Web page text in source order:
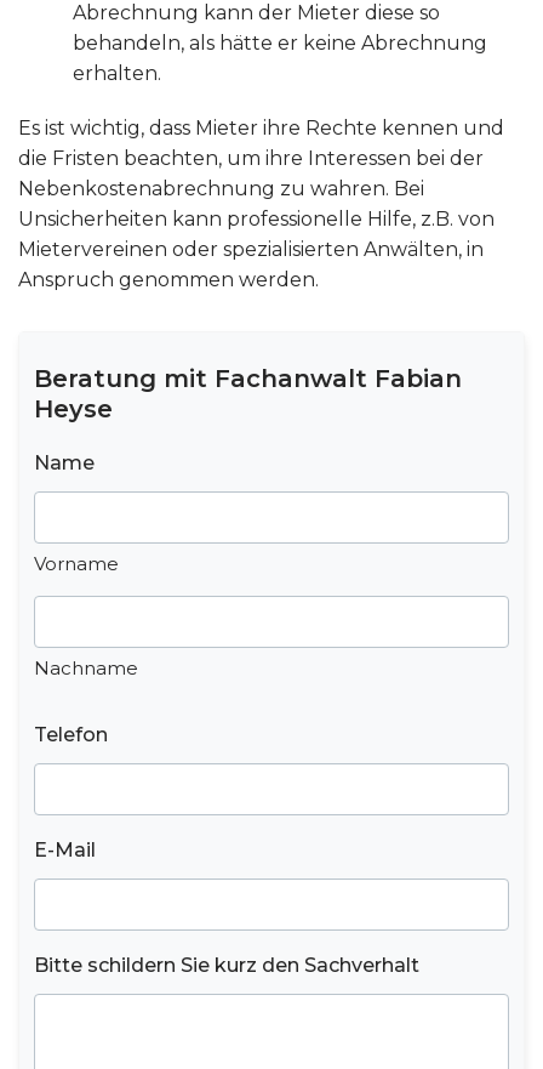
Abrechnung kann der Mieter diese so
behandeln, als hätte er keine Abrechnung
erhalten.
Es ist wichtig, dass Mieter ihre Rechte kennen und
die Fristen beachten, um ihre Interessen bei der
Nebenkostenabrechnung zu wahren. Bei
Unsicherheiten kann professionelle Hilfe, z.B. von
Mietervereinen oder spezialisierten Anwälten, in
Anspruch genommen werden.
Beratung mit Fachanwalt Fabian
Heyse
Name
Vorname
Nachname
Telefon
E-Mail
Bitte schildern Sie kurz den Sachverhalt